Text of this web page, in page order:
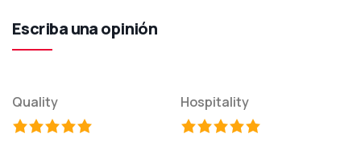
Escriba una opinión
Quality Hospitality